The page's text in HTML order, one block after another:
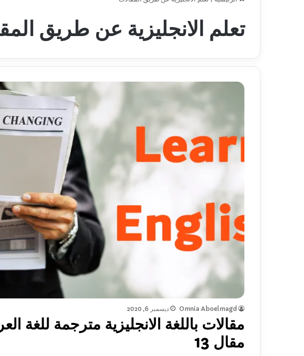
تعلم الانجليزية عن طريق
Omnia Aboelmagd ديسمبر 6, 2020
مقالات باللغة الانجليزية مترجمة للغة
مقال 13